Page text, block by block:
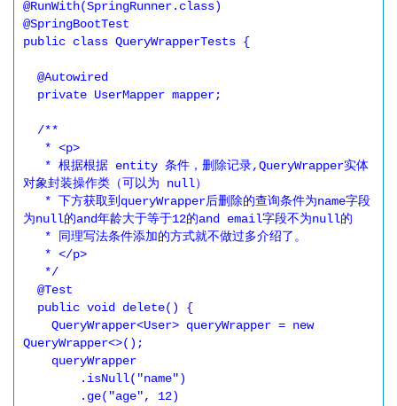
@RunWith(SpringRunner.class)
@SpringBootTest
public class QueryWrapperTests {
对象封装操作类（可以为 null）
为null的and年龄大于等于12的and email字段不为null的
QueryWrapper<>();